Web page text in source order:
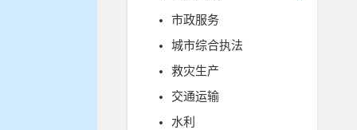
市政服务
城市综合执法
救灾生产
交通运输
水利